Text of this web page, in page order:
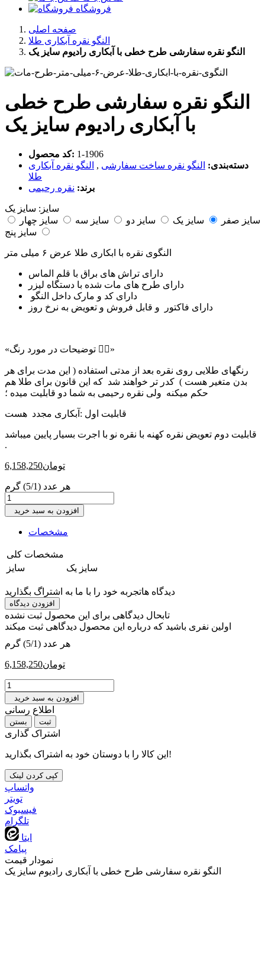
فروشگاه
صفحه اصلی
النگو نقره آبکاری طلا
النگو نقره سفارشی طرح خطی با آبکاری رادیوم سایز یک
النگو نقره سفارشی طرح خطی
با آبکاری رادیوم سایز یک
کد محصول: ‎1-1906
دسته‌بندی: النگو نقره ساخت سفارشی , النگو نقره آبکاری
طلا
برند: نقره رحیمی
سایز: سایز یک
سایز صفر
سایز یک سایز دو سایز سه
سایز چهار
سایز پنج
«توضیحات در مورد رنگ 👇🏻»
رنگهای طلایی روی نقره بعد از مدتی استفاده ( این مدت برای هر
بدن متغیر هست ) کدر تر خواهند شد که این قانون برای طلا هم
قابلیت دوم تعویض نقره کهنه با نقره نو با اجرت بسیار پایین میباشد
.
6,158,250تومان
هر عدد (5/1) گرم
افزودن به سبد خرید
مشخصات
مشخصات کلی
سایز
‎سایز یک
دیدگاه هاتجربه خود را با ما به اشتراگ بگذارید
افزودن دیدگاه
تابحال دیدگاهی برای این محصول ثبت نشده
اولین نفری باشید که درباره این محصول دیدگاهی ثبت میکند
هر عدد (5/1) گرم
6,158,250تومان
افزودن به سبد خرید
اطلاع رسانی
بستن
اشتراک گذاری
این کالا را با دوستان خود به اشتراک بگذارید!
کپی کردن لینک
واتساپ
تويتر
فیسبوک
تلگرام
ایتا
پیامک
نمودار قیمت
النگو نقره سفارشی طرح خطی با آبکاری رادیوم سایز یک